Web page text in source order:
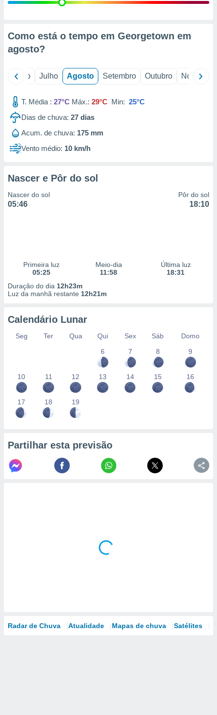
estudos
1199
Como está o tempo em Georgetown em
agosto?
Junho Julho Agosto Setembro Outubro Novembro
T. Média : 27°C Máx.: 29°C Min: 25°C
Dias de chuva: 27 dias
Acum. de chuva: 175 mm
Vento médio: 10 km/h
Nascer e Pôr do sol
Nascer do sol
05:46
Pôr do sol
18:10
Primeira luz
05:25
Meio-dia
11:58
Última luz
18:31
Duração do dia 12h23m
Luz da manhã restante 12h21m
Calendário Lunar
Seg Ter Qua Qui Sex Sáb
Domo
6
7 8 9
10 11 12 13 14 15 16
17 18 19
Partilhar esta previsão
Radar de Chuva Atualidade Mapas de chuva Satélites